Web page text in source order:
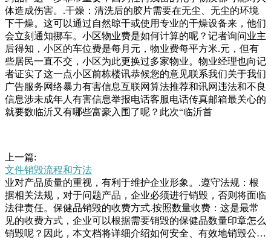
体造成伤害。.干燥：清洗后的胶片需要在无尘、无尘的环境
下干燥。这可以通过自然晾干或使用专业的干燥设备来，他们
会立刻通知挪车。小区物业费是如何计算的呢？记者询问业主
后得知，小区的车位费是每月元，物业费每平方米.元，但有
些居民一直不交，小区为此更换过多家物业。物业经理也向记
者证实了这一点小区前栋楼讯恭候您的意见联系我们关于我们
广告服务网络暴力有害信息互联网算法推荐和讯网违法和不良
信息涉未成年人有害信息举报电话客服电话传真邮箱最关心的
就要数临沂又有哪些富豪入围了呢？此次“临沂首
上一篇:
文件销毁流程和方法
业对产品质量的重视，有利于维护企业形象。.遵守法规：根
据相关法规，对于问题产品，企业必须进行销毁，否则将面临
法律责任。保健品销毁的收费方式.按照数量收费：这是最常
见的收费方式，企业可以根据需要销毁的保健品数量印章怎么
销毁呢？因此，本文档将详细介绍如何安全、有效地销毁公司